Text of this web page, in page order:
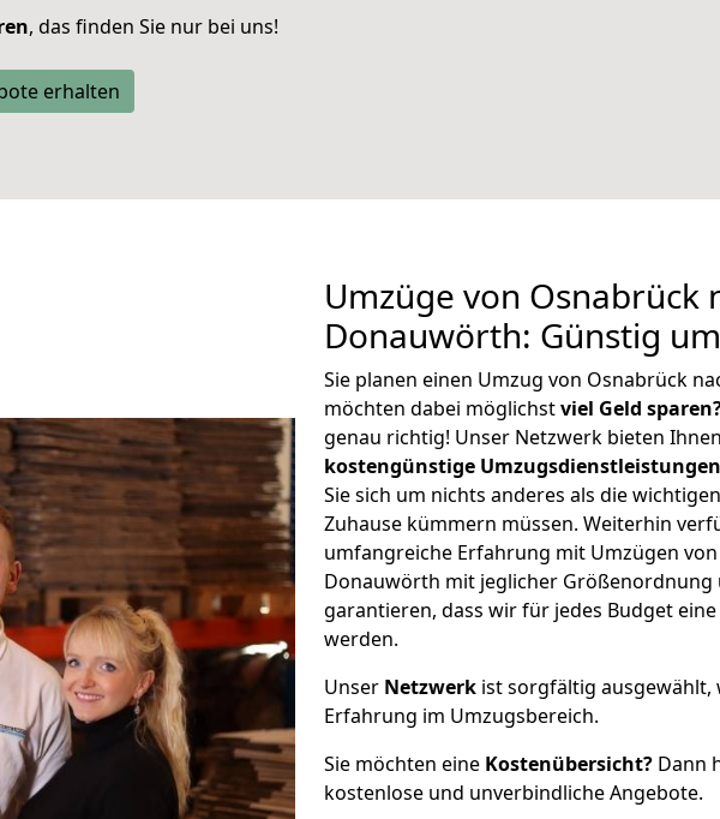
, das finden Sie nur bei uns!
erhalten
Umzüge von Osnabrück
Donauwörth: Günstig
Sie planen einen Umzug von Osnabrück
möchten dabei möglichstviel Geld
genau richtig! Unser Netzwerk bieten Ihnen
kostengünstige Umzugsdienstleistungen
Sie sich um nichts anderes als die
Zuhause kümmern müssen. Weiterhin
umfangreiche Erfahrung mit Umzügen
Donauwörth mit jeglicher
garantieren, dass wir für jedes Budget
werden.
Unser Netzwerk ist sorgfältig ausgewählt,
Erfahrung im Umzugsbereich.
Sie möchten eine Kostenübersicht? Dann
kostenlose und unverbindliche Angebote.